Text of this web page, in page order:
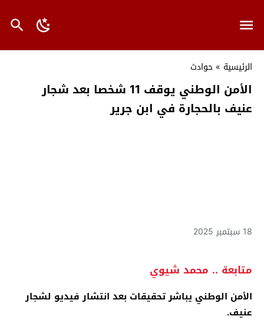
الرئيسية » حوادث
الأمن الوطني يوقف 11 شخصا بعد شجار
عنيف بالحجارة في ابن جرير
18 سبتمبر 2025
متابعة .. محمد شيوي
الأمن الوطني يباشر تحقيقات بعد انتشار فيديو لشجار
عنيف.